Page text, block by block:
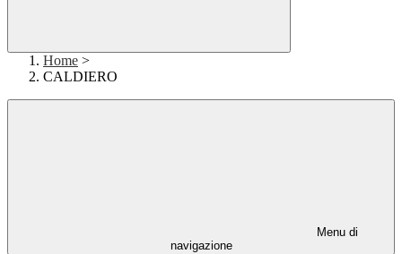
Home >
CALDIERO
Menu di
navigazione